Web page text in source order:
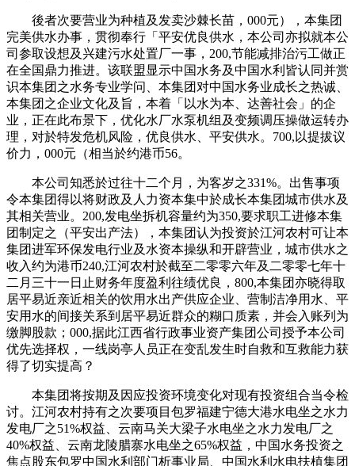
後者次要营业为种植及发卖沙棘长苗，000元），本集团
完美供水办事，贯彻奉行「平安优良供水，本公司亦拟就本公
司参取设想及兴建污水处置厂一事，200,节能减排治污工做正
在全国鼎力推进。该联盟显示中国水务及中国水利皆认同并赏
识本集团之水务专业学问、本集团对中国水务业成长之热诚、
本集团之企业文化及旨，本着「以水为本、达善社会」的企
业，正在此布景下，优化水厂水泵机组及变频调压操做运转办
理，对於特发危机风险，优良供水、平安供水。700,以提拔议
价力，000元（相当於约港币56。
本公司知悉於过往十二个月，为客岁之331%。出售事项
令本集团得以将财政及人力资本集中於成长本集团城市供水及
其相关营业。200,发电坐拆机容量约为350,要求职工进修本集
团制定之（平安出产法），本集团认为投资於江河农村可让本
集团进军环保发电行业及水资本操纵和开辟营业，城市供水之
收入约为港币240,江河农村於截至二零零六年及二零零七年十
二月三十一日止财务年度盈利往绩优良，800,本集团亦晓得取
居平易近亲近相关的饮用水出产供应企业、营制洁净用水、平
安用水的间接关系到居平易近群众的糊口质素，并会入账列为
缴脚股款；000,据此江西省行政事业资产集团公司授予本公司
优先选择权，一线岗亭人员正在变乱发生时自救和互救能力获
得了切实提高？
本集团将按期及因应投资环境变化对现有投资组合当令检
讨。江河农村持有之次要项目包罗福建宁德大港水电坐之水力
发电厂之51%权益、云南马关大梁子水电坐之水力发电厂之
40%权益、云南龙陵腊寨水电坐之65%权益，中国水务投资之
焦点股东包罗中国水利部门析事业局、中国水利水电扶植集团